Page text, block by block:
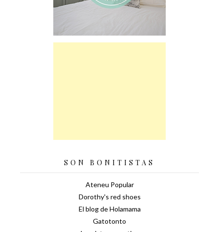
SON BONITISTAS
Ateneu Popular
Dorothy's red shoes
El blog de Holamama
Gatotonto